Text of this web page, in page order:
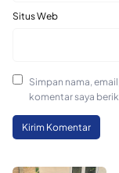
Situs Web
Simpan nama,
komentar saya